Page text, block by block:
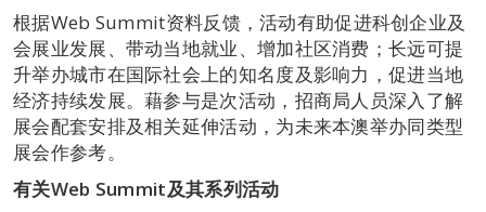
根据Web Summit资料反馈，活动有助促进科创企业及
会展业发展、带动当地就业、增加社区消费；长远可提
升举办城市在国际社会上的知名度及影响力，促进当地
经济持续发展。藉参与是次活动，招商局人员深入了解
展会配套安排及相关延伸活动，为未来本澳举办同类型
展会作参考。
有关Web Summit及其系列活动